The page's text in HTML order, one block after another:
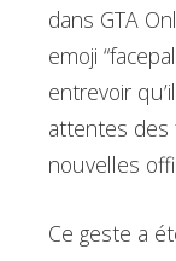
dans GTA
emoji
entrevoir
attentes des
nouvelles
Ce geste a